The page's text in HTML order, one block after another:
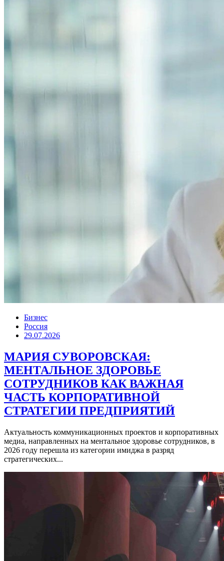
Бизнес
Россия
29.07.2026
МАРИЯ СУВОРОВСКАЯ:
МЕНТАЛЬНОЕ ЗДОРОВЬЕ
СОТРУДНИКОВ КАК ВАЖНАЯ
ЧАСТЬ КОРПОРАТИВНОЙ
СТРАТЕГИИ ПРЕДПРИЯТИЙ
Актуальность коммуникационных проектов и корпоративных
медиа, направленных на ментальное здоровье сотрудников, в
2026 году перешла из категории имиджа в разряд
стратегических...